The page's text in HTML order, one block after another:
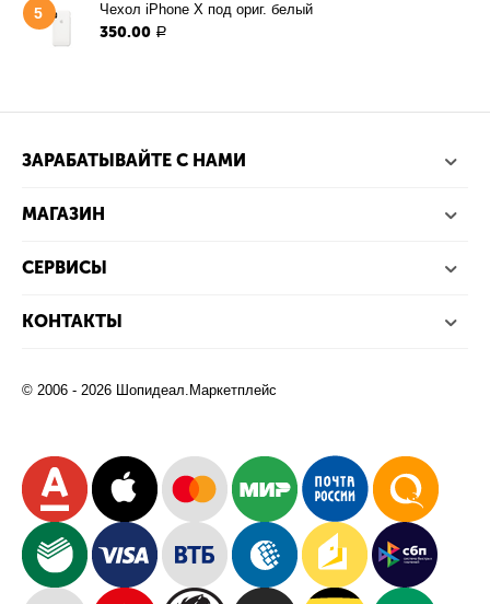
5 Чехол iPhone X под ориг. белый
350.00 Р
ЗАРАБАТЫВАЙТЕ С НАМИ
МАГАЗИН
СЕРВИСЫ
КОНТАКТЫ
© 2006 - 2026 Шопидеал.Маркетплейс